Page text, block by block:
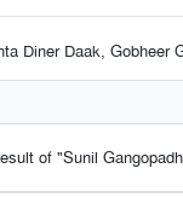
Diner Daak, Gobheer
of "Sunil